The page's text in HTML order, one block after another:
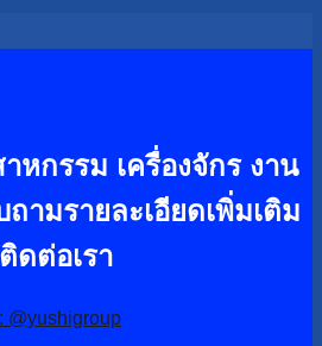
หกรรม เครื่องจักร งาน
ถามรายละเอียดเพิ่มเติม
ติดต่อเรา
@yushigroup